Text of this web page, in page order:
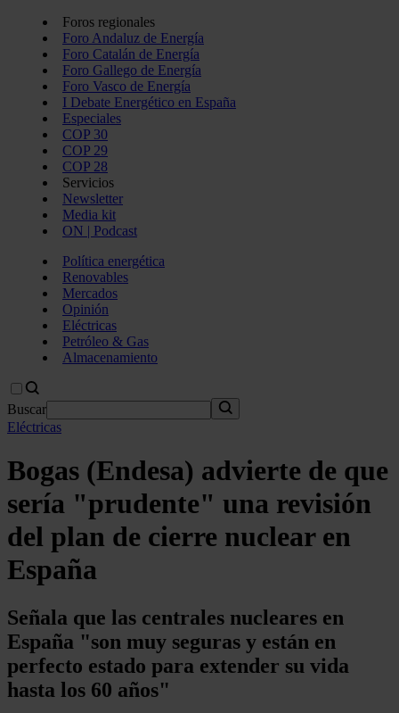
Foros regionales
Foro Andaluz de Energía
Foro Catalán de Energía
Foro Gallego de Energía
Foro Vasco de Energía
I Debate Energético en España
Especiales
COP 30
COP 29
COP 28
Servicios
Newsletter
Media kit
ON | Podcast
Política energética
Renovables
Mercados
Opinión
Eléctricas
Petróleo & Gas
Almacenamiento
Buscar
Eléctricas
Bogas (Endesa) advierte de que
sería "prudente" una revisión
del plan de cierre nuclear en
España
Señala que las centrales nucleares en
España "son muy seguras y están en
perfecto estado para extender su vida
hasta los 60 años"